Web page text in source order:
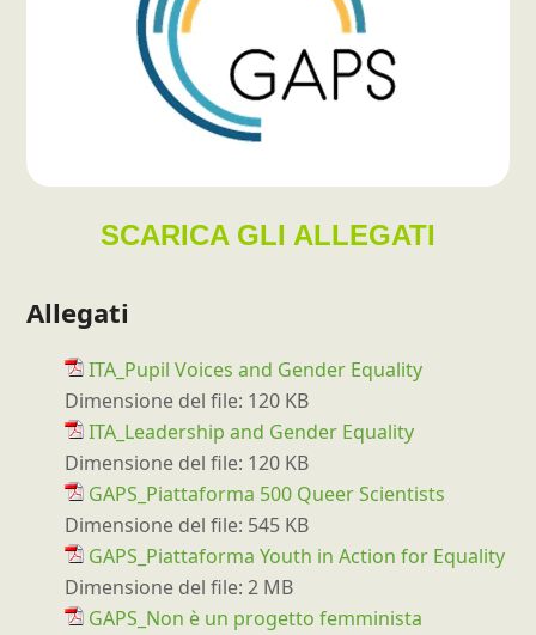
SCARICA GLI ALLEGATI
Allegati
ITA_Pupil Voices and Gender Equality
Dimensione del file: 120 KB
ITA_Leadership and Gender Equality
Dimensione del file: 120 KB
GAPS_Piattaforma 500 Queer Scientists
Dimensione del file: 545 KB
GAPS_Piattaforma Youth in Action for Equality
Dimensione del file: 2 MB
GAPS_Non è un progetto femminista